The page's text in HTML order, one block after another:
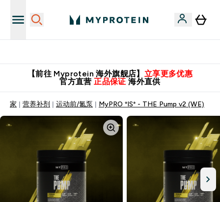
【前往 Myprotein 海外旗舰店】 立享更多优惠
官方直营 正品保证 海外直供
家 营养补剂 运动前/氮泵 MyPRO *IS* - THE Pump v2 (WE)